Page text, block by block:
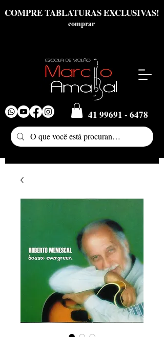
COMPRE TABLATURAS EXCLUSIVAS!
comprar
41 99691 - 6478